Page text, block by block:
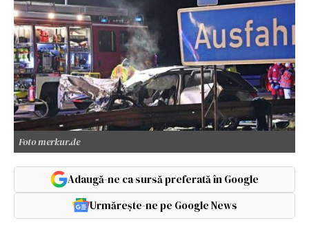
Foto merkur.de
Adaugă-ne ca sursă preferată în Google
Urmărește-ne pe Google News